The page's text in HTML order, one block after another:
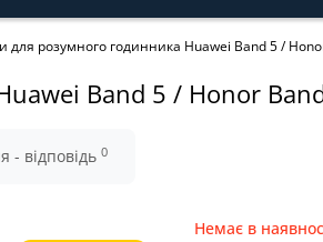
для розумного годинника Huawei Band 5 /
Band 5 / Honor
- відповідь 0
Немає в